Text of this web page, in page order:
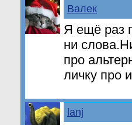
Валек
Я ещё раз
ни
про
личку про
lanj